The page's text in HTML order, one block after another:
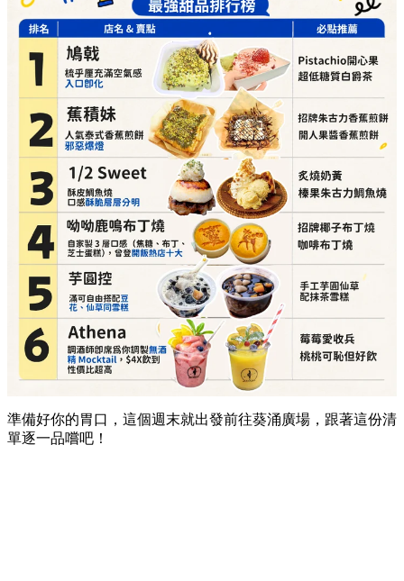
準備好你的胃口，這個週末就出發前往葵涌廣場，跟著這份清
單逐一品嚐吧！